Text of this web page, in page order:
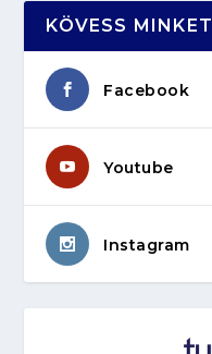
KÖVESS MINKET
Facebook
Youtube
Instagram